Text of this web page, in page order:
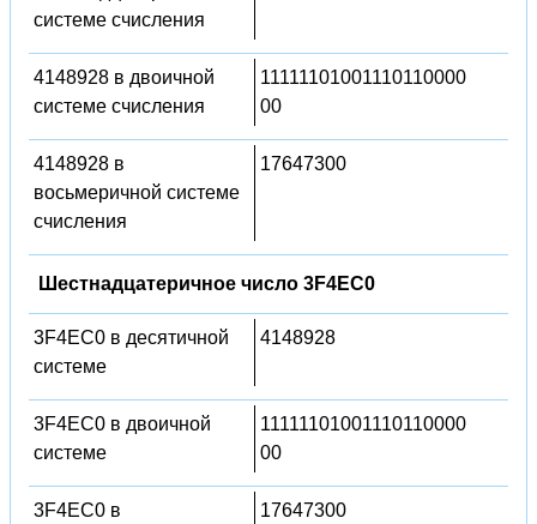
системе счисления
4148928 в двоичной
системе счисления
11111101001110110000
00
4148928 в
восьмеричной системе
счисления
17647300
Шестнадцатеричное число 3F4EC0
3F4EC0 в десятичной
системе
4148928
3F4EC0 в двоичной
системе
11111101001110110000
00
3F4EC0 в
17647300